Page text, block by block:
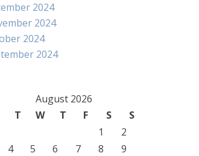
2024
2024
2024
2024
August 2026
T W T F S
S
1
2
4 5 6 7 8
9